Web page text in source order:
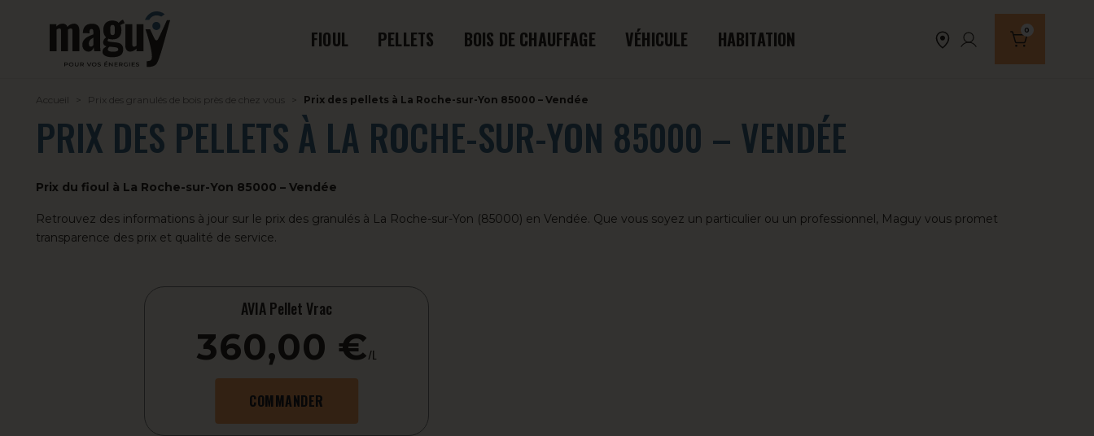
FIOUL PELLETS BOIS DE CHAUFFAGE VÉHICULE HABITATION Nombre de
0
Accueil Prix des granulés de bois près de chez vous Prix des pellets à La Roche-sur-Yon 85000 – Vendée
PRIX DES PELLETS À LA ROCHE-SUR-YON 85000 – VENDÉE
Prix du fioul à La Roche-sur-Yon 85000 – Vendée
Retrouvez des informations à jour sur le prix des granulés à La Roche-sur-Yon (85000) en Vendée. Que vous soyez un particulier ou un professionnel, Maguy vous promet
transparence des prix et qualité de service.
AVIA Pellet Vrac
360,00 €/L
COMMANDER